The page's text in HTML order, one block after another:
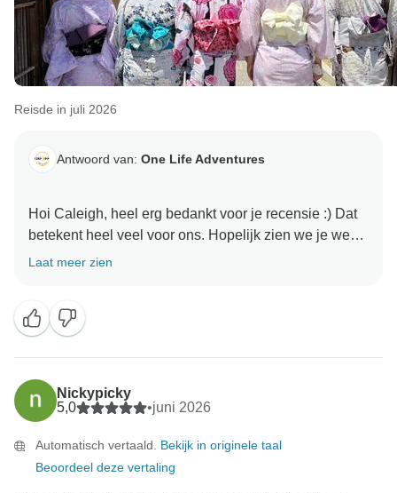
Reisde in juli 2026
Antwoord van: One Life Adventures
Hoi Caleigh, heel erg bedankt voor je recensie :) Dat
betekent heel veel voor ons. Hopelijk zien we je weer
Laat meer zien
Nickypicky
5,0
•juni 2026
Automatisch vertaald. Bekijk in originele taal
Beoordeel deze vertaling